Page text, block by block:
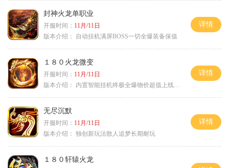
封神火龙单职业
开服时间： 11月/11日
版本介绍：
自动挂机满屏BOSS一切全爆装备保值
详情
１８０火龙微变
开服时间： 11月/11日
版本介绍：
内置智能挂机终极全爆物价超值上线送神器
详情
无尽沉默
开服时间： 11月/11日
版本介绍： 独创新玩法散人追梦长期耐玩
详情
１８０轩辕火龙